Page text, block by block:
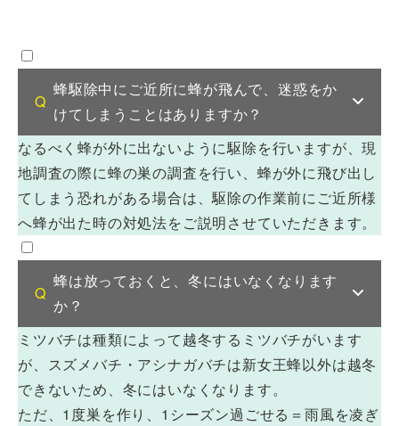
蜂駆除中にご近所に蜂が飛んで、迷惑をか
けてしまうことはありますか？
なるべく蜂が外に出ないように駆除を行いますが、現
地調査の際に蜂の巣の調査を行い、蜂が外に飛び出し
てしまう恐れがある場合は、駆除の作業前にご近所様
へ蜂が出た時の対処法をご説明させていただきます。
蜂は放っておくと、冬にはいなくなります
か？
ミツバチは種類によって越冬するミツバチがいます
が、スズメバチ・アシナガバチは新女王蜂以外は越冬
できないため、冬にはいなくなります。
ただ、1度巣を作り、1シーズン過ごせる＝雨風を凌ぎ